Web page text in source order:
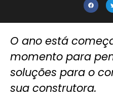
O ano está
momento para
soluções para o
sua construtora.